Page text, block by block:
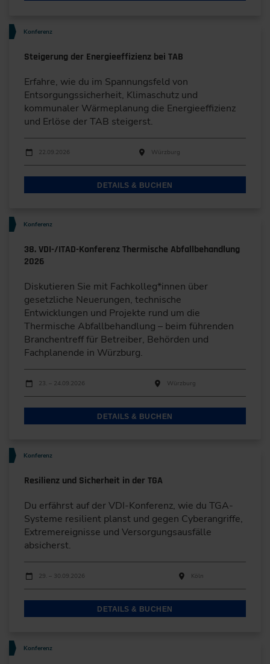
Konferenz
Steigerung der Energieeffizienz bei TAB
Erfahre, wie du im Spannungsfeld von
Entsorgungssicherheit, Klimaschutz und
kommunaler Wärmeplanung die Energieeffizienz
und Erlöse der TAB steigerst.
Durchführungen
Veranstaltungsdatum Veranstaltungsort
22.09.2026 Würzburg
DETAILS & BUCHEN
Konferenz
38. VDI-/ITAD-Konferenz Thermische Abfallbehandlung
2026
Diskutieren Sie mit Fachkolleg*innen über
gesetzliche Neuerungen, technische
Entwicklungen und Projekte rund um die
Thermische Abfallbehandlung – beim führenden
Branchentreff für Betreiber, Behörden und
Fachplanende in Würzburg.
Durchführungen
Veranstaltungsdatum
23. – 24.09.2026 Würzburg
DETAILS & BUCHEN
Konferenz
Resilienz und Sicherheit in der TGA
Du erfährst auf der VDI-Konferenz, wie du TGA-
Systeme resilient planst und gegen Cyberangriffe,
Extremereignisse und Versorgungsausfälle
absicherst.
Durchführungen
Veranstaltungsdatum
29. – 30.09.2026 Köln
DETAILS & BUCHEN
Konferenz